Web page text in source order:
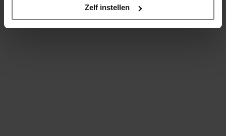
Zelf instellen